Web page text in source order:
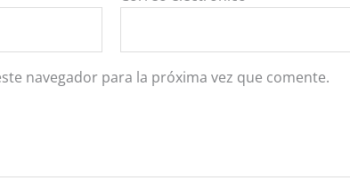
navegador para la próxima vez que comente.